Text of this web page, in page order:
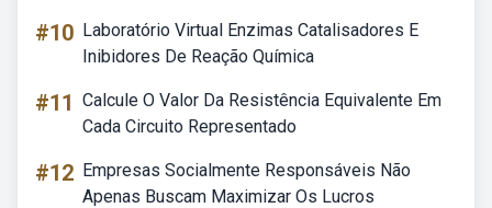
#10 Laboratório Virtual Enzimas Catalisadores E
Inibidores De Reação Química
#11 Calcule O Valor Da Resistência Equivalente Em
Cada Circuito Representado
#12 Empresas Socialmente Responsáveis Não
Apenas Buscam Maximizar Os Lucros